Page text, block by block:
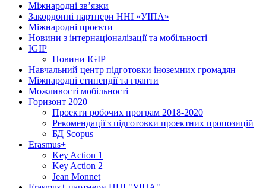
Міжнародні зв’язки
Закордонні партнери ННІ «УІПА»
Міжнародні проєкти
Новини з інтернаціоналізації та мобільності
IGIP
Новини IGIP
Навчальний центр підготовки іноземних громадян
Міжнародні стипендії та гранти
Можливості мобільності
Горизонт 2020
Проекти робочих програм 2018-2020
Рекомендації з підготовки проектних пропозицій
БД Scopus
Erasmus+
Key Action 1
Key Action 2
Jean Monnet